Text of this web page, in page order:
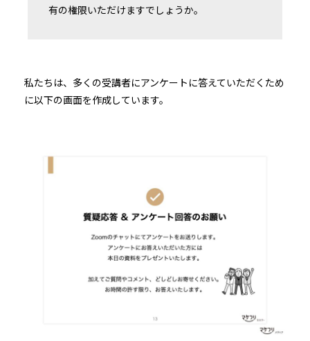
有の権限いただけますでしょうか。
私たちは、多くの受講者にアンケートに答えていただくため
に以下の画面を作成しています。